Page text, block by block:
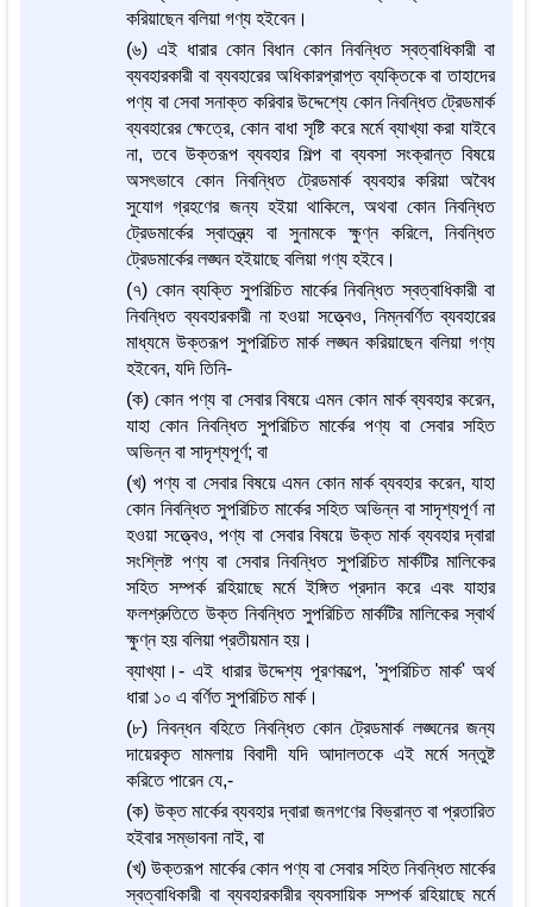
করিয়াছেন বলিয়া গণ্য হইবেন।
(৬) এই ধারার কোন বিধান কোন নিবন্ধিত স্বত্বাধিকারী বা
ব্যবহারকারী বা ব্যবহারের অধিকারপ্রাপ্ত ব্যক্তিকে বা তাহাদের
পণ্য বা সেবা সনাক্ত করিবার উদ্দেশ্যে কোন নিবন্ধিত ট্রেডমার্ক
ব্যবহারের ক্ষেত্রে, কোন বাধা সৃষ্টি করে মর্মে ব্যাখ্যা করা যাইবে
না, তবে উক্তরূপ ব্যবহার শিল্প বা ব্যবসা সংক্রান্ত বিষয়ে
অসৎভাবে কোন নিবন্ধিত ট্রেডমার্ক ব্যবহার করিয়া অবৈধ
সুযোগ গ্রহণের জন্য হইয়া থাকিলে, অথবা কোন নিবন্ধিত
ট্রেডমার্কের স্বাতন্ত্র্য বা সুনামকে ক্ষুণ্ন করিলে, নিবন্ধিত
ট্রেডমার্কের লঙ্ঘন হইয়াছে বলিয়া গণ্য হইবে।
(৭) কোন ব্যক্তি সুপরিচিত মার্কের নিবন্ধিত স্বত্বাধিকারী বা
নিবন্ধিত ব্যবহারকারী না হওয়া সত্ত্বেও, নিম্নবর্ণিত ব্যবহারের
মাধ্যমে উক্তরূপ সুপরিচিত মার্ক লঙ্ঘন করিয়াছেন বলিয়া গণ্য
হইবেন, যদি তিনি-
(ক) কোন পণ্য বা সেবার বিষয়ে এমন কোন মার্ক ব্যবহার করেন,
যাহা কোন নিবন্ধিত সুপরিচিত মার্কের পণ্য বা সেবার সহিত
অভিন্ন বা সাদৃশ্যপূর্ণ; বা
(খ) পণ্য বা সেবার বিষয়ে এমন কোন মার্ক ব্যবহার করেন, যাহা
কোন নিবন্ধিত সুপরিচিত মার্কের সহিত অভিন্ন বা সাদৃশ্যপূর্ণ না
হওয়া সত্ত্বেও, পণ্য বা সেবার বিষয়ে উক্ত মার্ক ব্যবহার দ্বারা
সংশ্লিষ্ট পণ্য বা সেবার নিবন্ধিত সুপরিচিত মার্কটির মালিকের
সহিত সম্পর্ক রহিয়াছে মর্মে ইঙ্গিত প্রদান করে এবং যাহার
ফলশ্রুতিতে উক্ত নিবন্ধিত সুপরিচিত মার্কটির মালিকের স্বার্থ
ক্ষুণ্ন হয় বলিয়া প্রতীয়মান হয়।
ব্যাখ্যা।- এই ধারার উদ্দেশ্য পূরণকল্পে, 'সুপরিচিত মার্ক' অর্থ
ধারা ১০ এ বর্ণিত সুপরিচিত মার্ক।
(৮) নিবন্ধন বহিতে নিবন্ধিত কোন ট্রেডমার্ক লঙ্ঘনের জন্য
দায়েরকৃত মামলায় বিবাদী যদি আদালতকে এই মর্মে সন্তুষ্ট
করিতে পারেন যে,-
(ক) উক্ত মার্কের ব্যবহার দ্বারা জনগণের বিভ্রান্ত বা প্রতারিত
হইবার সম্ভাবনা নাই, বা
(খ) উক্তরূপ মার্কের কোন পণ্য বা সেবার সহিত নিবন্ধিত মার্কের
স্বত্বাধিকারী বা ব্যবহারকারীর ব্যবসায়িক সম্পর্ক রহিয়াছে মর্মে